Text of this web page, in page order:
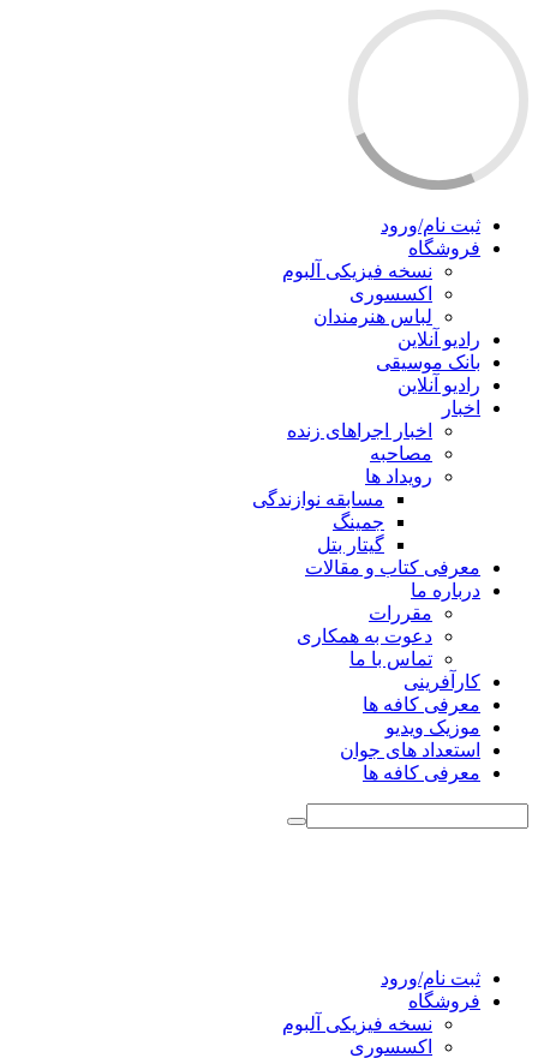
ثبت نام/ورود
فروشگاه
نسخه فیزیکی آلبوم
اکسسوری
لباس هنرمندان
رادیو آنلاین
بانک موسیقی
رادیو آنلاین
اخبار
اخبار اجراهای زنده
مصاحبه
رویداد ها
مسابقه نوازندگی
جمینگ
گیتار بتل
معرفی کتاب و مقالات
درباره ما
مقررات
دعوت به همکاری
تماس با ما
کارآفرینی
معرفی کافه ها
موزیک ویدیو
استعداد های جوان
معرفی کافه ها
ثبت نام/ورود
فروشگاه
نسخه فیزیکی آلبوم
اکسسوری